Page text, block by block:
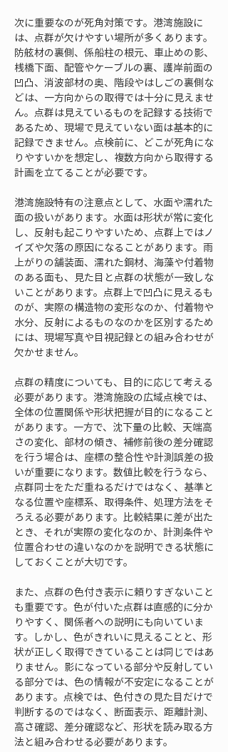
次に重要なのが死角対策です。港湾施設に
は、点群が欠けやすい場所が多くあります。
防舷材の裏側、係船柱の根元、車止めの影、
桟橋下面、配管やケーブルの裏、護岸前面の
凹凸、消波部材の奥、階段やはしごの裏側な
どは、一方向からの取得では十分に見えませ
ん。点群は見えているものを記録する技術で
あるため、現場で見えていない面は基本的に
記録できません。点検前に、どこが死角にな
りやすいかを想定し、複数方向から取得する
計画を立てることが必要です。
港湾施設特有の注意点として、水面や濡れた
面の扱いがあります。水面は形状が常に変化
し、反射も起こりやすいため、点群上ではノ
イズや欠落の原因になることがあります。雨
上がりの舗装面、濡れた鋼材、海藻や付着物
のある面も、見た目と点群の状態が一致しな
いことがあります。点群上で凹凸に見えるも
のが、実際の構造物の変形なのか、付着物や
水分、反射によるものなのかを区別するため
には、現場写真や目視記録との組み合わせが
欠かせません。
点群の精度についても、目的に応じて考える
必要があります。港湾施設の広域点検では、
全体の位置関係や形状把握が目的になること
があります。一方で、沈下量の比較、天端高
さの変化、部材の傾き、補修前後の差分確認
を行う場合は、座標の整合性や計測誤差の扱
いが重要になります。数値比較を行うなら、
点群同士をただ重ねるだけではなく、基準と
なる位置や座標系、取得条件、処理方法をそ
ろえる必要があります。比較結果に差が出た
とき、それが実際の変化なのか、計測条件や
位置合わせの違いなのかを説明できる状態に
しておくことが大切です。
また、点群の色付き表示に頼りすぎないこと
も重要です。色が付いた点群は直感的に分か
りやすく、関係者への説明にも向いていま
す。しかし、色がきれいに見えることと、形
状が正しく取得できていることは同じではあ
りません。影になっている部分や反射してい
る部分では、色の情報が不安定になることが
あります。点検では、色付きの見た目だけで
判断するのではなく、断面表示、距離計測、
高さ確認、差分確認など、形状を読み取る方
法と組み合わせる必要があります。